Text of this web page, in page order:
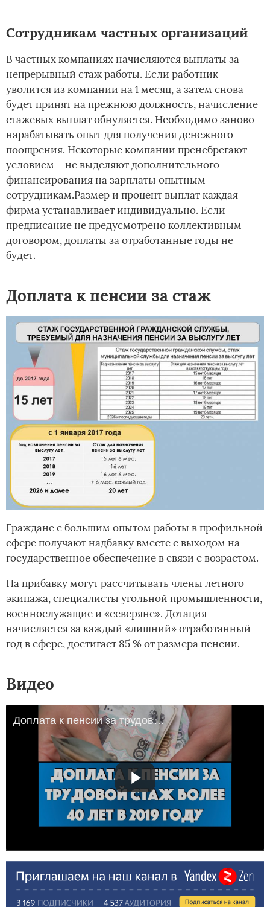
Сотрудникам частных организаций
В частных компаниях начисляются выплаты за
непрерывный стаж работы. Если работник
уволится из компании на 1 месяц, а затем снова
будет принят на прежнюю должность, начисление
стажевых выплат обнуляется. Необходимо заново
нарабатывать опыт для получения денежного
поощрения. Некоторые компании пренебрегают
условием – не выделяют дополнительного
финансирования на зарплаты опытным
сотрудникам.Размер и процент выплат каждая
фирма устанавливает индивидуально. Если
предписание не предусмотрено коллективным
договором, доплаты за отработанные годы не
будет.
Доплата к пенсии за стаж
Граждане с большим опытом работы в профильной
сфере получают надбавку вместе с выходом на
государственное обеспечение в связи с возрастом.
На прибавку могут рассчитывать члены летного
экипажа, специалисты угольной промышленности,
военнослужащие и «северяне». Дотация
начисляется за каждый «лишний» отработанный
год в сфере, достигает 85 % от размера пенсии.
Видео
Доплата к пенсии за трудовой стаж более 40 лет в 2019 году